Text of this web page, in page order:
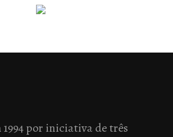
1994 por iniciativa de três